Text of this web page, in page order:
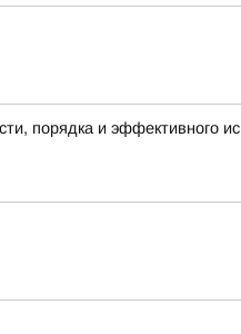
порядка и эффективного